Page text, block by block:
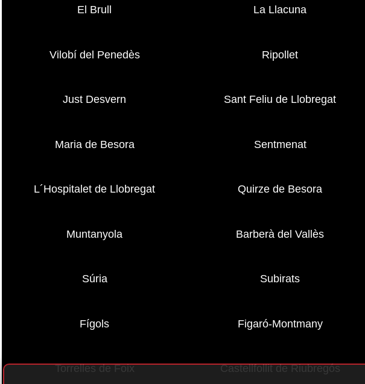
El Brull La Llacuna
Vilobí del Penedès Ripollet
Just Desvern Sant Feliu de Llobregat
Maria de Besora Sentmenat
L´Hospitalet de Llobregat Quirze de Besora
Muntanyola Barberà del Vallès
Súria Subirats
Fígols Figaró-Montmany
Torrelles de Foix Castellfollit de Riubregós